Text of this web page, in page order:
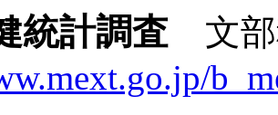
統計調査 文